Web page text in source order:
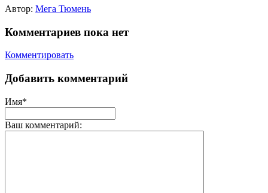
Автор: Мега Тюмень
Комментариев пока нет
Комментировать
Добавить комментарий
Имя*
Ваш комментарий: